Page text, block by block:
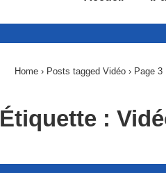
Home › Posts tagged Vidéo ›Page 3
Étiquette :